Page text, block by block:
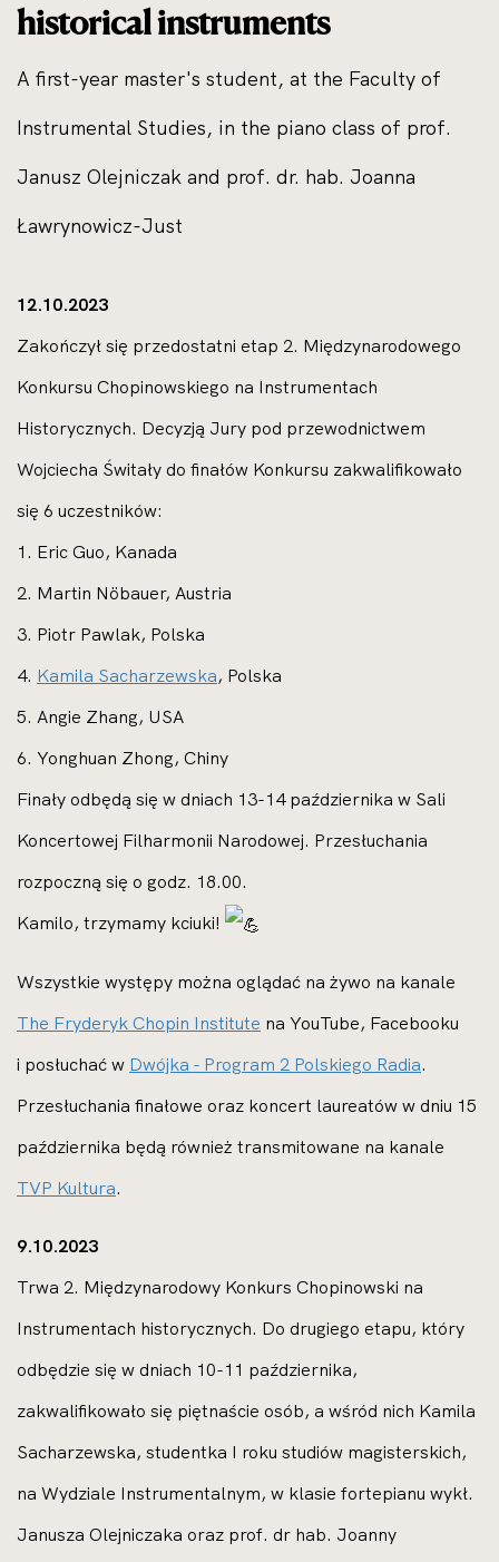
historical instruments
A first-year master's student, at the Faculty of
Instrumental Studies, in the piano class of prof.
Janusz Olejniczak and prof. dr. hab. Joanna
Ławrynowicz-Just
12.10.2023
Zakończył się przedostatni etap 2. Międzynarodowego
Konkursu Chopinowskiego na Instrumentach
Historycznych. Decyzją Jury pod przewodnictwem
Wojciecha Świtały do finałów Konkursu zakwalifikowało
się 6 uczestników:
1. Eric Guo, Kanada
2. Martin Nöbauer, Austria
3. Piotr Pawlak, Polska
4. Kamila Sacharzewska, Polska
5. Angie Zhang, USA
6. Yonghuan Zhong, Chiny
Finały odbędą się w dniach 13-14 października w Sali
Koncertowej Filharmonii Narodowej. Przesłuchania
rozpoczną się o godz. 18.00.
Kamilo, trzymamy kciuki!
Wszystkie występy można oglądać na żywo na kanale
The Fryderyk Chopin Institute na YouTube, Facebooku
i posłuchać w Dwójka - Program 2 Polskiego Radia.
Przesłuchania finałowe oraz koncert laureatów w dniu 15
października będą również transmitowane na kanale
TVP Kultura.
9.10.2023
Trwa 2. Międzynarodowy Konkurs Chopinowski na
Instrumentach historycznych. Do drugiego etapu, który
odbędzie się w dniach 10-11 października,
zakwalifikowało się piętnaście osób, a wśród nich Kamila
Sacharzewska, studentka I roku studiów magisterskich,
na Wydziale Instrumentalnym, w klasie fortepianu wykł.
Janusza Olejniczaka oraz prof. dr hab. Joanny